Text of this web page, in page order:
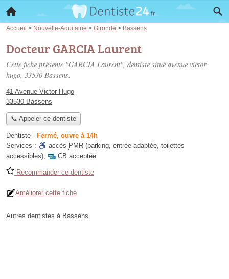
Accueil > Nouvelle-Aquitaine > Gironde > Bassens
Docteur GARCIA Laurent
Cette fiche présente "GARCIA Laurent", dentiste situé avenue victor
hugo, 33530 Bassens.
41 Avenue Victor Hugo
33530 Bassens
📞 Appeler ce dentiste
Dentiste - Fermé, ouvre à 14h
Services :
accès PMR (parking, entrée adaptée, toilettes
accessibles), CB acceptée
Recommander ce dentiste
Améliorer cette fiche
Autres dentistes à Bassens